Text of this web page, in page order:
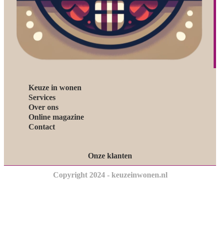
Keuze in wonen
Services
Over ons
Online magazine
Contact
Onze klanten
Copyright 2024 - keuzeinwonen.nl